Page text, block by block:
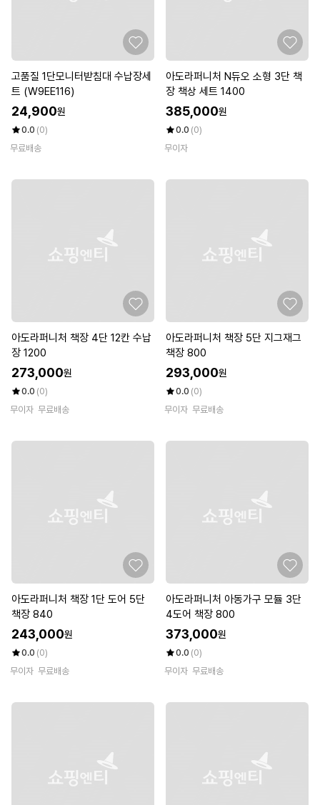
고품질 1단모니터받침대 수납장세
트 (W9EE116)
24,900원
0.0 (0)
무료배송
아도라퍼니처 N듀오 소형 3단 책
장 책상 세트 1400
385,000원
0.0 (0)
무이자
아도라퍼니처 책장 4단 12칸 수납
장 1200
273,000원
0.0 (0)
무이자 무료배송
아도라퍼니처 책장 5단 지그재그
책장 800
293,000원
0.0 (0)
무이자 무료배송
아도라퍼니처 책장 1단 도어 5단
책장 840
243,000원
0.0 (0)
무이자 무료배송
아도라퍼니처 아동가구 모듈 3단
4도어 책장 800
373,000원
0.0 (0)
무이자 무료배송